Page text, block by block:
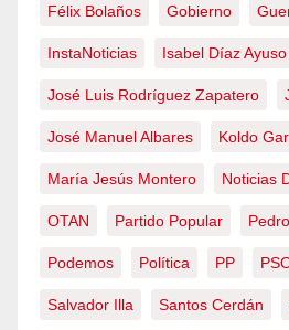
Félix Bolaños Gobierno
InstaNoticias Isabel Díaz Ayuso
José Luis Rodríguez Zapatero
José Manuel Albares Koldo
María Jesús Montero Noticias
OTAN Partido Popular
Podemos Política PP
Salvador Illa Santos Cerdán